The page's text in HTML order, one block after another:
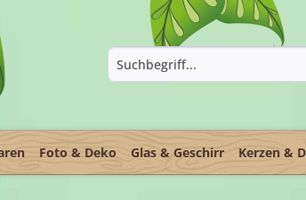
Foto & Deko Glas & Geschirr Kerzen &